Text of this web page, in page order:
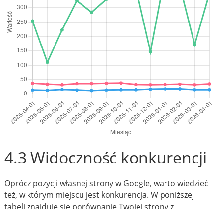
4.3 Widoczność konkurencji
Oprócz pozycji własnej strony w Google, warto wiedzieć
też, w którym miejscu jest konkurencja. W poniższej
tabeli znajduje się porównanie Twojej strony z